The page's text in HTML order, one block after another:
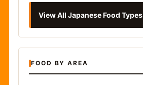
View All Japanese Food Types
FOOD BY AREA